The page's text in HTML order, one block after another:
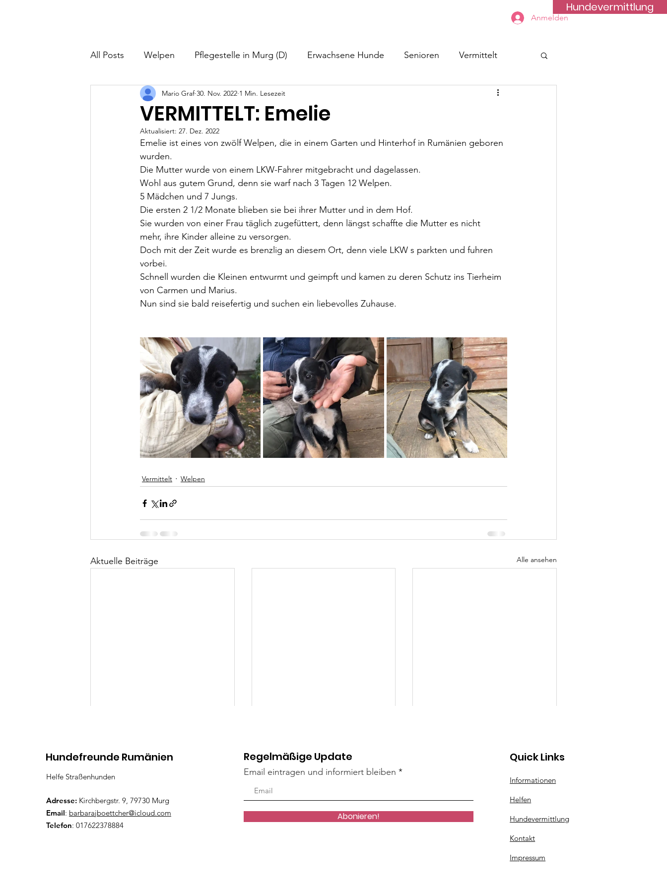
Hundevermittlung
Anmelden
All Posts Welpen Pflegestelle in Murg (D) Erwachsene Hunde Senioren Vermittelt
VERMITTELT: Emelie
Mario Graf 30. Nov. 2022 1 Min. Lesezeit
Aktualisiert: 27. Dez. 2022
Emelie ist eines von zwölf Welpen, die in einem Garten und Hinterhof in Rumänien geboren
wurden.
Die Mutter wurde von einem LKW-Fahrer mitgebracht und dagelassen.
Wohl aus gutem Grund, denn sie warf nach 3 Tagen 12 Welpen.
5 Mädchen und 7 Jungs.
Die ersten 2 1/2 Monate blieben sie bei ihrer Mutter und in dem Hof.
Sie wurden von einer Frau täglich zugefüttert, denn längst schaffte die Mutter es nicht
mehr, ihre Kinder alleine zu versorgen.
Doch mit der Zeit wurde es brenzlig an diesem Ort, denn viele LKW s parkten und fuhren
vorbei.
Schnell wurden die Kleinen entwurmt und geimpft und kamen zu deren Schutz ins Tierheim
von Carmen und Marius.
Nun sind sie bald reisefertig und suchen ein liebevolles Zuhause.
Vermittelt Welpen
Aktuelle Beiträge Alle ansehen
Lenny Mäxle
Hundefreunde Rumänien
Helfe Straßenhunden
Adresse: Kirchbergstr. 9, 79730 Murg
Email: barbarajboettcher@icloud.com
Telefon: 017622378884
Regelmäßige Update
Email eintragen und informiert bleiben
Abonieren!
Quick Links
Informationen
Helfen
Hundevermittlung
Kontakt
Impressum